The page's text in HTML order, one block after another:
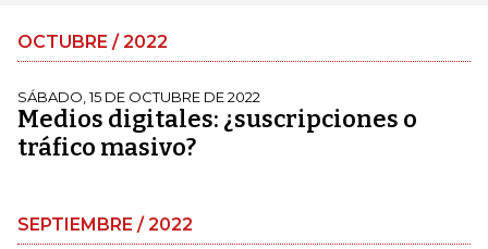
OCTUBRE / 2022
SÁBADO, 15 DE OCTUBRE DE 2022
Medios digitales: ¿suscripciones o
tráfico masivo?
SEPTIEMBRE / 2022